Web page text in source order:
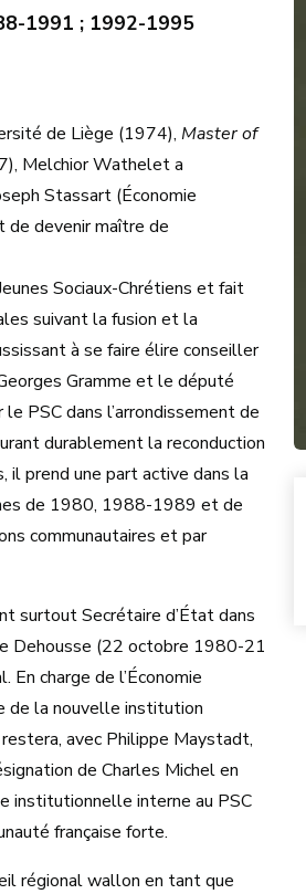
1991 ; 1992-1995
de Liège (1974), Master of
Melchior Wathelet a
Stassart (Économie
de devenir maître de
Sociaux-Chrétiens et fait
suivant la fusion et la
à se faire élire conseiller
Gramme et le député
PSC dans l’arrondissement de
durablement la reconduction
il prend une part active dans la
de 1980, 1988-1989 et de
communautaires et par
surtout Secrétaire d’État dans
Dehousse (22 octobre 1980-21
charge de l’Économie
de la nouvelle institution
avec Philippe Maystadt,
de Charles Michel en
institutionnelle interne au PSC
française forte.
régional wallon en tant que